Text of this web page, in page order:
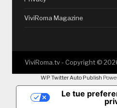
ViviRoma Magazine
ViviRoma.tv - Copyright ©
WP Twitter Auto Publish
Le tue